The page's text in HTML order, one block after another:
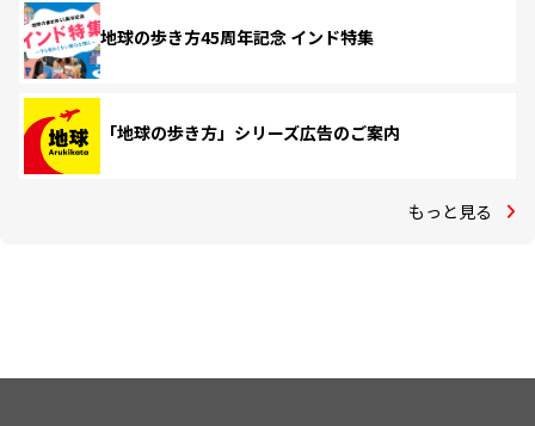
地球の歩き方45周年記念 インド特集
「地球の歩き方」シリーズ広告のご案内
もっと見る